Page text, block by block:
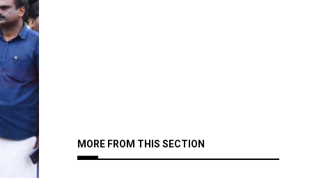
MORE FROM THIS SECTION